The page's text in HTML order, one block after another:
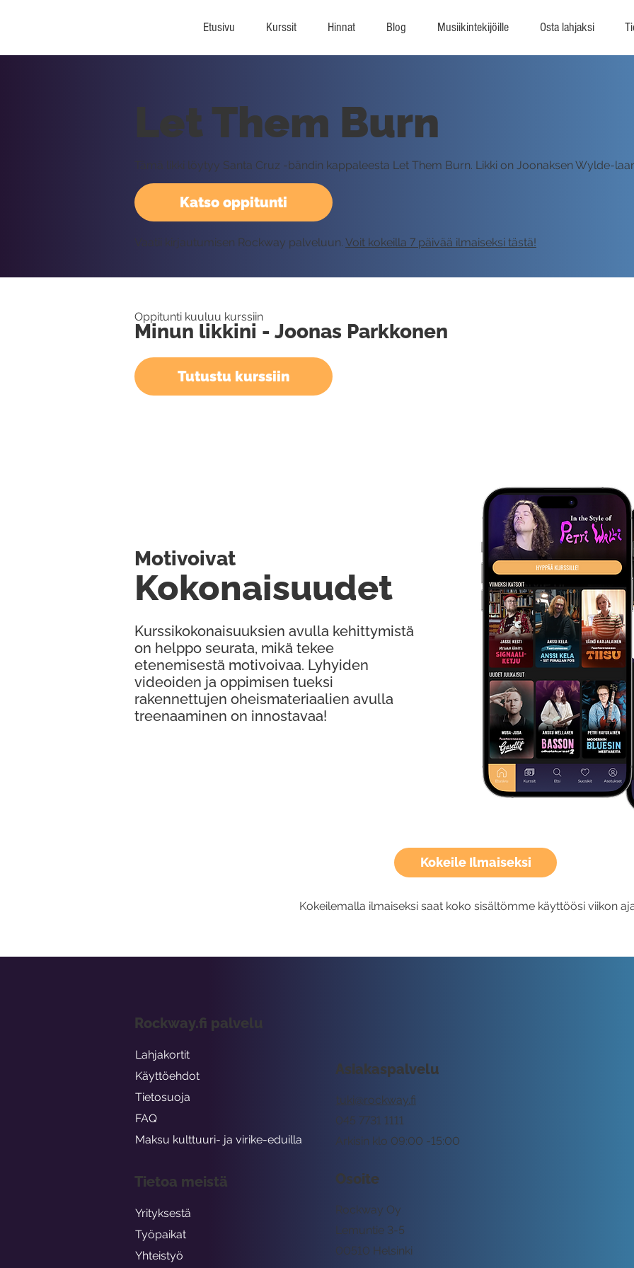
Etusivu Kurssit Hinnat Blog Musiikintekijöille Osta lahjaksi
Kokeile Ilmaiseksi
Kokeilemalla ilmaiseksi saat koko sisältömme käyttöösi viikon
Katso oppitunti
Let Them Burn
Tämä likki löytyy Santa Cruz -bändin kappaleesta Let Them Burn. Likki on Joonaksen Wylde-
Vaatii kirjautumisen Rockway palveluun. Voit kokeilla 7 päivää ilmaiseksi tästä!
Oppitunti kuuluu kurssiin
Minun likkini - Joonas Parkkonen
Tutustu kurssiin
Kurssikokonaisuuksien avulla kehittymistä
on helppo seurata, mikä tekee
etenemisestä motivoivaa. Lyhyiden
videoiden ja oppimisen tueksi
rakennettujen oheismateriaalien avulla
treenaaminen on innostavaa!
Kokonaisuudet
Motivoivat
Asiakaspalvelu
tuki@rockway.fi
Arkisin klo 09:00 -15:00
045 7731 1111
Osoite
Rockway Oy
Lemuntie 3-5
00510 Helsinki
Rockway.fi palvelu
Lahjakortit
Käyttöehdot
Tietosuoja
FAQ
Maksu kulttuuri- ja virike-eduilla
Tietoa meistä
Yrityksestä
Työpaikat
Yhteistyö